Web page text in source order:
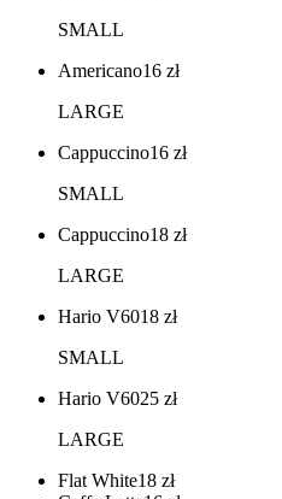
SMALL
Americano16 zł
LARGE
Cappuccino16 zł
SMALL
Cappuccino18 zł
LARGE
Hario V6018 zł
SMALL
Hario V6025 zł
LARGE
Flat White18 zł